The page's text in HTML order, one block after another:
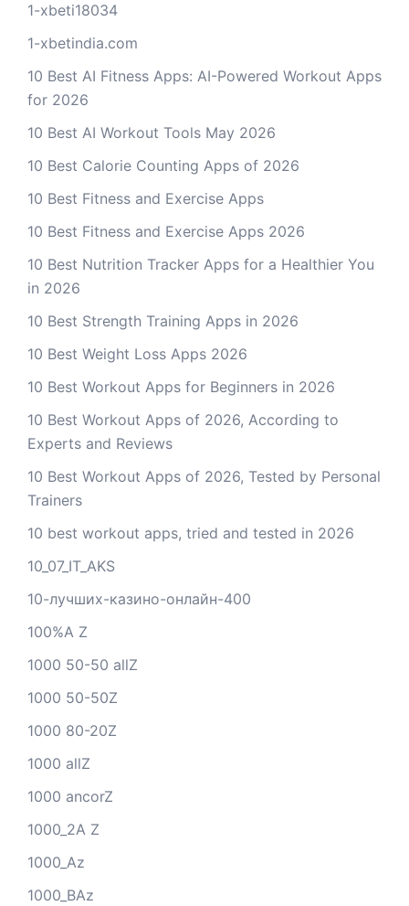
1-xbeti18034
1-xbetindia.com
10 Best AI Fitness Apps: AI-Powered Workout Apps
for 2026
10 Best AI Workout Tools May 2026
10 Best Calorie Counting Apps of 2026
10 Best Fitness and Exercise Apps
10 Best Fitness and Exercise Apps 2026
10 Best Nutrition Tracker Apps for a Healthier You
in 2026
10 Best Strength Training Apps in 2026
10 Best Weight Loss Apps 2026
10 Best Workout Apps for Beginners in 2026
10 Best Workout Apps of 2026, According to
Experts and Reviews
10 Best Workout Apps of 2026, Tested by Personal
Trainers
10 best workout apps, tried and tested in 2026
10_07_IT_AKS
10-лучших-казино-онлайн-400
100%A Z
1000 50-50 allZ
1000 50-50Z
1000 80-20Z
1000 allZ
1000 ancorZ
1000_2A Z
1000_Az
1000_BAz